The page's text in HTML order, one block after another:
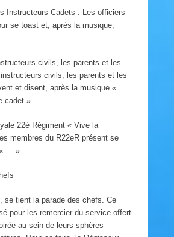
Instructeurs Cadets : Les officiers
se toast et, après la musique,
civils, les parents et les
civils, les parents et les
et disent, après la musique «
cadet ».
22è Régiment « Vive la
membres du R22eR présent se
… ».
se tient la parade des chefs. Ce
pour les remercier du service offert
au sein de leurs sphères